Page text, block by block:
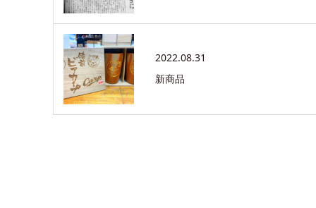
2022.08.31
新商品